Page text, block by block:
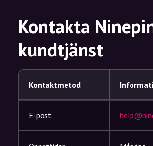
Kontakta
kundtjänst
Kontaktmetod
E-post